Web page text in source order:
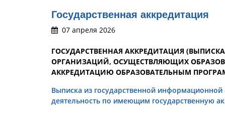
Государственная аккредитация
07 апреля 2026
ГОСУДАРСТВЕННАЯ АККРЕДИТАЦИЯ
ОРГАНИЗАЦИЙ, ОСУЩЕСТВЛЯЮЩИХ
АККРЕДИТАЦИЮ ОБРАЗОВАТЕЛЬНЫМ
Выписка из государственной
деятельность по имеющим государственную